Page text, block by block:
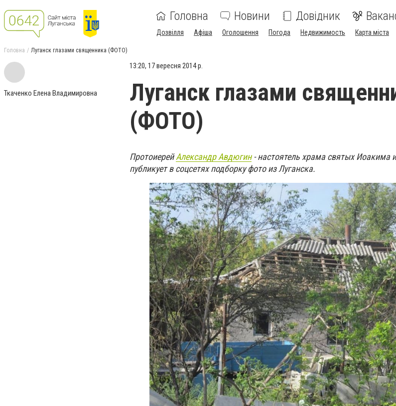
Головна Новини Довідник
Дозвілля Афіша Оголошення Погода Недвижимость Карта міста
Головна Луганск глазами священника (ФОТО)
Ткаченко Елена Владимировна
13:20, 17 вересня 2014 р.
Луганск глазами
(ФОТО)
ПротоиерейАлександр Авдюгин- настоятель храма святых Иоакима
публикует в соцсетях подборку фото из Луганска.